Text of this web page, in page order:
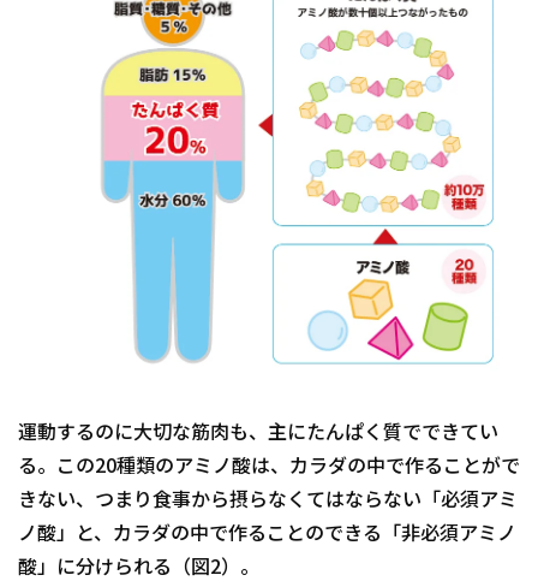
運動するのに大切な筋肉も、主にたんぱく質でできてい
る。この20種類のアミノ酸は、カラダの中で作ることがで
きない、つまり食事から摂らなくてはならない「必須アミ
ノ酸」と、カラダの中で作ることのできる「非必須アミノ
酸」に分けられる（図2）。